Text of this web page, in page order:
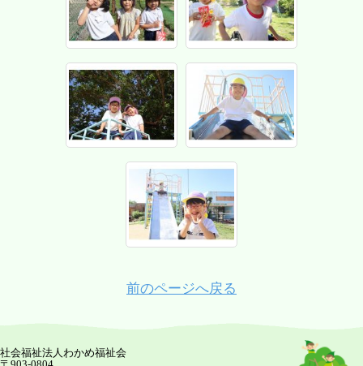
前のページへ戻る
社会福祉法人わかめ福祉会